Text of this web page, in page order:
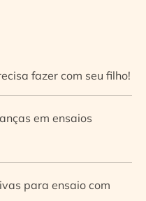
fazer com seu filho!
em ensaios
para ensaio com